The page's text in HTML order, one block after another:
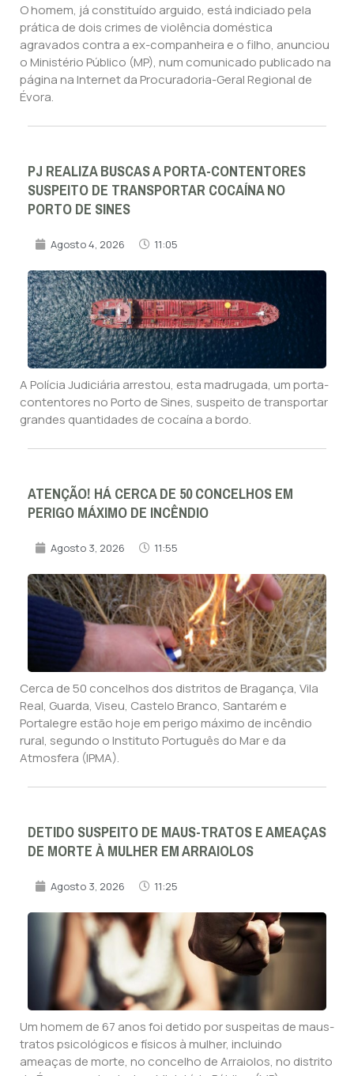
O homem, já constituído arguido, está indiciado pela
prática de dois crimes de violência doméstica
agravados contra a ex-companheira e o filho, anunciou
o Ministério Público (MP), num comunicado publicado na
página na Internet da Procuradoria-Geral Regional de
Évora.
PJ REALIZA BUSCAS A PORTA-CONTENTORES
SUSPEITO DE TRANSPORTAR COCAÍNA NO
PORTO DE SINES
Agosto 4, 2026 11:05
A Polícia Judiciária arrestou, esta madrugada, um porta-
contentores no Porto de Sines, suspeito de transportar
grandes quantidades de cocaína a bordo.
ATENÇÃO! HÁ CERCA DE 50 CONCELHOS EM
PERIGO MÁXIMO DE INCÊNDIO
Agosto 3, 2026 11:55
Cerca de 50 concelhos dos distritos de Bragança, Vila
Real, Guarda, Viseu, Castelo Branco, Santarém e
Portalegre estão hoje em perigo máximo de incêndio
rural, segundo o Instituto Português do Mar e da
Atmosfera (IPMA).
DETIDO SUSPEITO DE MAUS-TRATOS E AMEAÇAS
DE MORTE À MULHER EM ARRAIOLOS
Agosto 3, 2026 11:25
Um homem de 67 anos foi detido por suspeitas de maus-
tratos psicológicos e físicos à mulher, incluindo
ameaças de morte, no concelho de Arraiolos, no distrito